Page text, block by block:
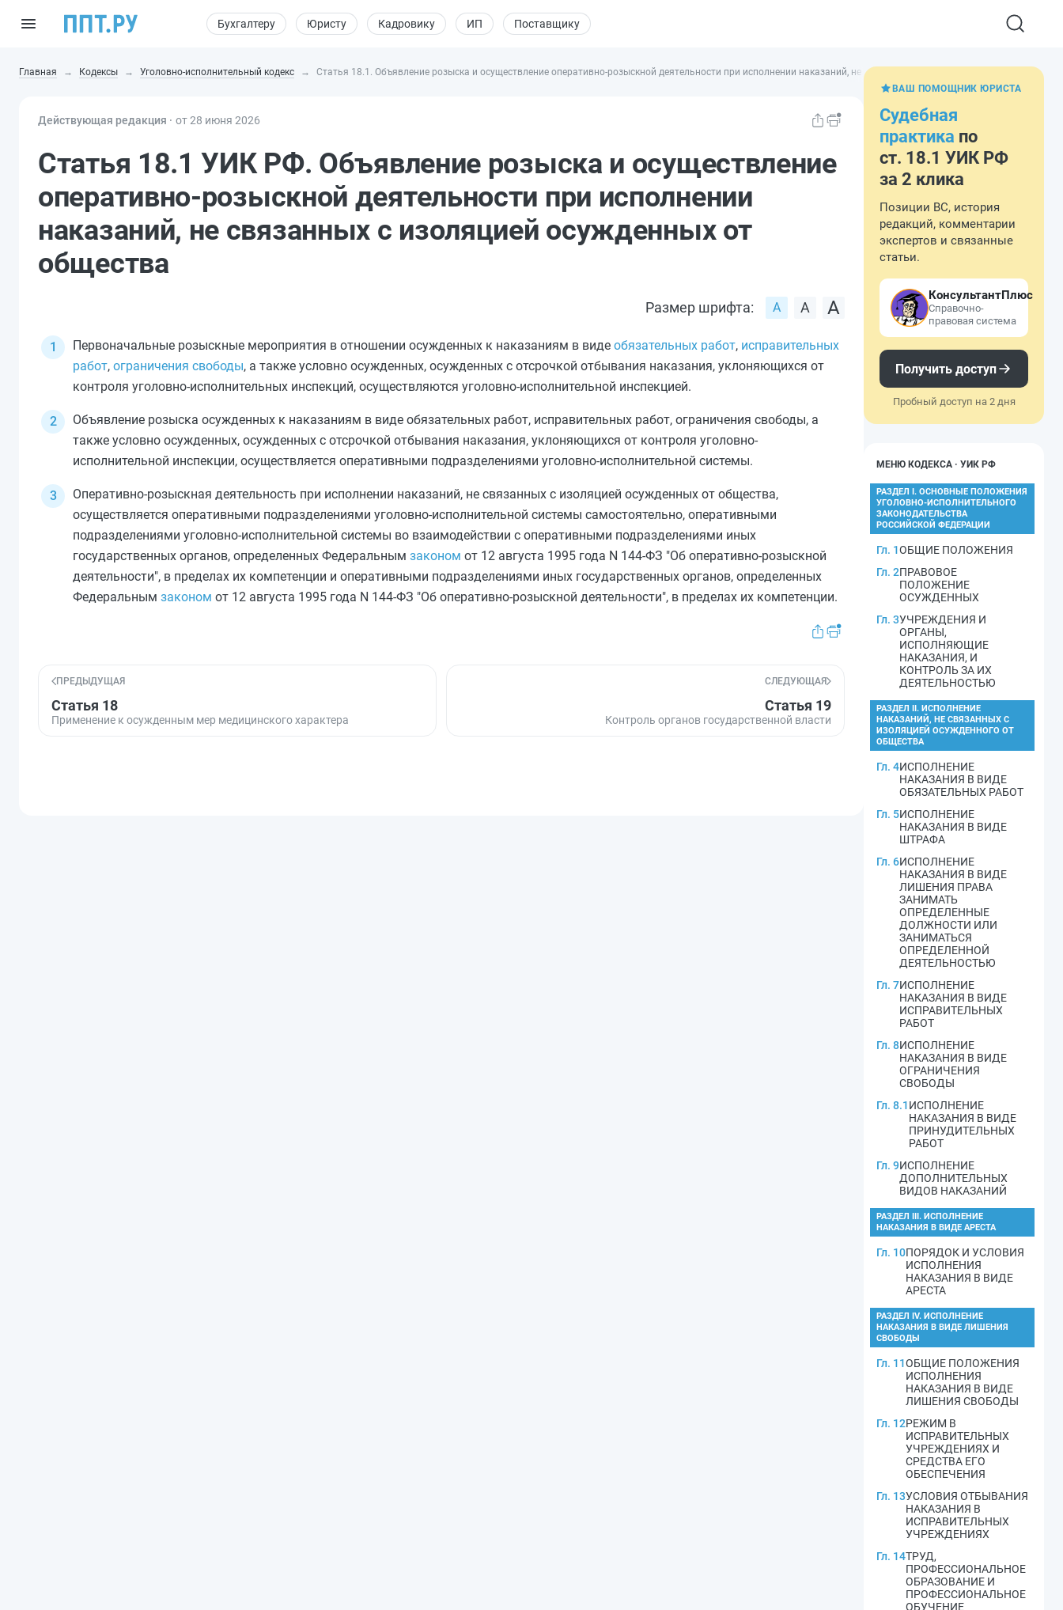
Бухгалтеру Юристу Кадровику ИП Поставщику
Главная Кодексы Уголовно-исполнительный кодекс Статья 18.1. Объявление розыска и осуществление оперативно-розыскной деятельности при исполнении наказаний, не связанных с изоляцией осужденных от
Действующая редакция ⸱ от 28 июня 2026
Статья 18.1 УИК РФ. Объявление розыска и осуществление
оперативно-розыскной деятельности при исполнении
наказаний, не связанных с изоляцией осужденных от
общества
Размер шрифта:
Первоначальные розыскные мероприятия в отношении осужденных к наказаниям в виде обязательных работ, исправительных
работ, ограничения свободы, а также условно осужденных, осужденных с отсрочкой отбывания наказания, уклоняющихся от
контроля уголовно-исполнительных инспекций, осуществляются уголовно-исполнительной инспекцией.
Объявление розыска осужденных к наказаниям в виде обязательных работ, исправительных работ, ограничения свободы, а
также условно осужденных, осужденных с отсрочкой отбывания наказания, уклоняющихся от контроля уголовно-
исполнительной инспекции, осуществляется оперативными подразделениями уголовно-исполнительной системы.
Оперативно-розыскная деятельность при исполнении наказаний, не связанных с изоляцией осужденных от общества,
осуществляется оперативными подразделениями уголовно-исполнительной системы самостоятельно, оперативными
подразделениями уголовно-исполнительной системы во взаимодействии с оперативными подразделениями иных
государственных органов, определенных Федеральным законом от 12 августа 1995 года N 144-ФЗ "Об оперативно-розыскной
деятельности", в пределах их компетенции и оперативными подразделениями иных государственных органов, определенных
Федеральным законом от 12 августа 1995 года N 144-ФЗ "Об оперативно-розыскной деятельности", в пределах их компетенции.
ПРЕДЫДУЩАЯ
Статья 18
Применение к осужденным мер медицинского характера
СЛЕДУЮЩАЯ
Статья 19
Контроль органов государственной власти
ВАШ ПОМОЩНИК ЮРИСТА
Судебная
практика по
ст. 18.1 УИК РФ
за 2 клика
Позиции ВС, история
редакций, комментарии
экспертов и связанные
статьи.
КонсультантПлюс
Справочно-
правовая система
Получить доступ
Пробный доступ на 2 дня
МЕНЮ КОДЕКСА · УИК РФ
РАЗДЕЛ I. ОСНОВНЫЕ ПОЛОЖЕНИЯ
УГОЛОВНО-ИСПОЛНИТЕЛЬНОГО
ЗАКОНОДАТЕЛЬСТВА
РОССИЙСКОЙ ФЕДЕРАЦИИ
Гл. 1ОБЩИЕ ПОЛОЖЕНИЯ
Гл. 2ПРАВОВОЕ
ПОЛОЖЕНИЕ
ОСУЖДЕННЫХ
Гл. 3УЧРЕЖДЕНИЯ И
ОРГАНЫ,
ИСПОЛНЯЮЩИЕ
НАКАЗАНИЯ, И
КОНТРОЛЬ ЗА ИХ
ДЕЯТЕЛЬНОСТЬЮ
РАЗДЕЛ II. ИСПОЛНЕНИЕ
НАКАЗАНИЙ, НЕ СВЯЗАННЫХ С
ИЗОЛЯЦИЕЙ ОСУЖДЕННОГО ОТ
ОБЩЕСТВА
Гл. 4ИСПОЛНЕНИЕ
НАКАЗАНИЯ В ВИДЕ
ОБЯЗАТЕЛЬНЫХ РАБОТ
Гл. 5ИСПОЛНЕНИЕ
НАКАЗАНИЯ В ВИДЕ
ШТРАФА
Гл. 6ИСПОЛНЕНИЕ
НАКАЗАНИЯ В ВИДЕ
ЛИШЕНИЯ ПРАВА
ЗАНИМАТЬ
ОПРЕДЕЛЕННЫЕ
ДОЛЖНОСТИ ИЛИ
ЗАНИМАТЬСЯ
ОПРЕДЕЛЕННОЙ
ДЕЯТЕЛЬНОСТЬЮ
Гл. 7ИСПОЛНЕНИЕ
НАКАЗАНИЯ В ВИДЕ
ИСПРАВИТЕЛЬНЫХ
РАБОТ
Гл. 8ИСПОЛНЕНИЕ
НАКАЗАНИЯ В ВИДЕ
ОГРАНИЧЕНИЯ
СВОБОДЫ
Гл. 8.1ИСПОЛНЕНИЕ
НАКАЗАНИЯ В ВИДЕ
ПРИНУДИТЕЛЬНЫХ
РАБОТ
Гл. 9ИСПОЛНЕНИЕ
ДОПОЛНИТЕЛЬНЫХ
ВИДОВ НАКАЗАНИЙ
РАЗДЕЛ III. ИСПОЛНЕНИЕ
НАКАЗАНИЯ В ВИДЕ АРЕСТА
Гл. 10ПОРЯДОК И УСЛОВИЯ
ИСПОЛНЕНИЯ
НАКАЗАНИЯ В ВИДЕ
АРЕСТА
РАЗДЕЛ IV. ИСПОЛНЕНИЕ
НАКАЗАНИЯ В ВИДЕ ЛИШЕНИЯ
СВОБОДЫ
Гл. 11ОБЩИЕ ПОЛОЖЕНИЯ
ИСПОЛНЕНИЯ
НАКАЗАНИЯ В ВИДЕ
ЛИШЕНИЯ СВОБОДЫ
Гл. 12РЕЖИМ В
ИСПРАВИТЕЛЬНЫХ
УЧРЕЖДЕНИЯХ И
СРЕДСТВА ЕГО
ОБЕСПЕЧЕНИЯ
Гл. 13УСЛОВИЯ ОТБЫВАНИЯ
НАКАЗАНИЯ В
ИСПРАВИТЕЛЬНЫХ
УЧРЕЖДЕНИЯХ
Гл. 14ТРУД,
ПРОФЕССИОНАЛЬНОЕ
ОБРАЗОВАНИЕ И
ПРОФЕССИОНАЛЬНОЕ
ОБУЧЕНИЕ